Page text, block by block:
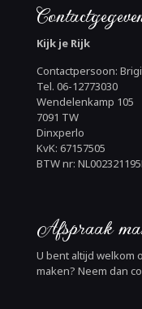
Kijk je Rijk
Contactpersoon:
Tel. 06-12773030
Wendelenkamp 105
7091 TW
Dinxperlo
KvK: 67157505
BTW nr:
Afspraak
U bent altijd welkom
maken? Neem dan